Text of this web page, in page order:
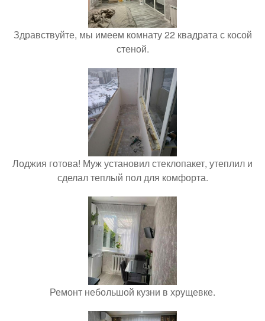
Здравствуйте, мы имеем комнату 22 квадрата с косой
стеной.
Лоджия готова! Муж установил стеклопакет, утеплил и
сделал теплый пол для комфорта.
Ремонт небольшой кузни в хрущевке.